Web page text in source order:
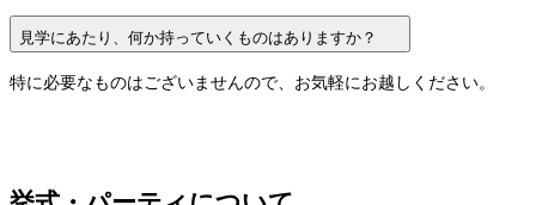
見学にあたり、何か持っていくものはありますか？
特に必要なものはございませんので、お気軽にお越しください。